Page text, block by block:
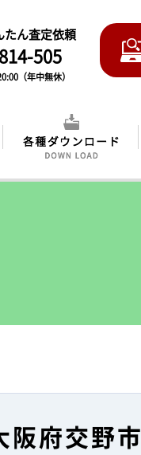
たん査定依頼
505
（年中無休）
府交野市